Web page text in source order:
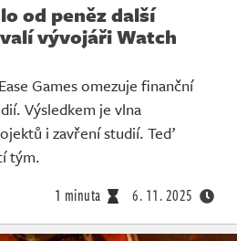
od peněz další
vývojáři Watch
Games omezuje finanční
Výsledkem je vlna
i zavření studií. Teď
tým.
1 minuta 6. 11. 2025